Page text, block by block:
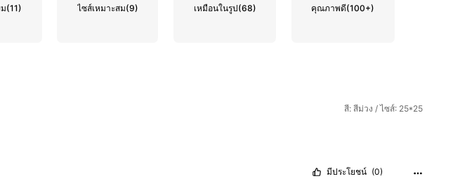
(11) ไซส์เหมาะสม(9) เหมือนในรูป(68) คุณภาพดี(100+)
สี: สีม่วง / ไซส์: 25*25
มีประโยชน์ (0)